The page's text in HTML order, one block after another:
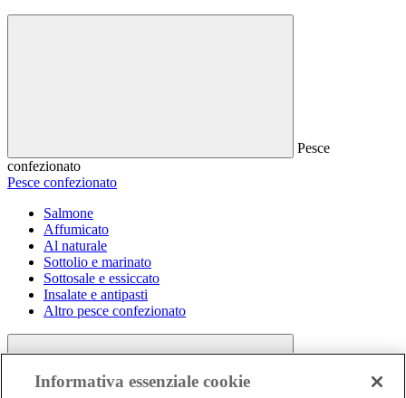
Pesce
confezionato
Pesce confezionato
Salmone
Affumicato
Al naturale
Sottolio e marinato
Sottosale e essiccato
Insalate e antipasti
Altro pesce confezionato
Informativa essenziale cookie